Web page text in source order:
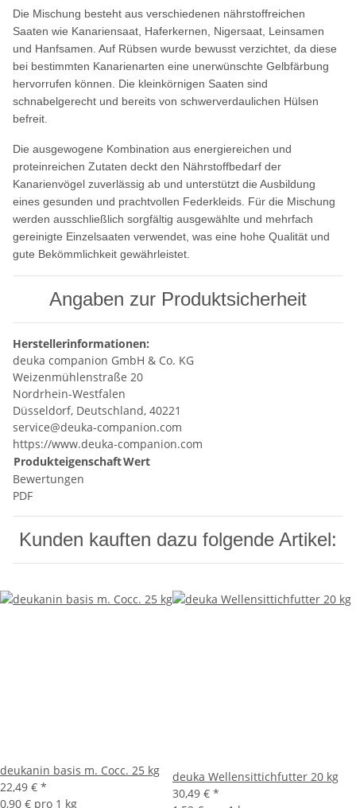
Die Mischung besteht aus verschiedenen nährstoffreichen
Saaten wie Kanariensaat, Haferkernen, Nigersaat, Leinsamen
und Hanfsamen. Auf Rübsen wurde bewusst verzichtet, da diese
bei bestimmten Kanarienarten eine unerwünschte Gelbfärbung
hervorrufen können. Die kleinkörnigen Saaten sind
schnabelgerecht und bereits von schwerverdaulichen Hülsen
befreit.
Die ausgewogene Kombination aus energiereichen und
proteinreichen Zutaten deckt den Nährstoffbedarf der
Kanarienvögel zuverlässig ab und unterstützt die Ausbildung
eines gesunden und prachtvollen Federkleids. Für die Mischung
werden ausschließlich sorgfältig ausgewählte und mehrfach
gereinigte Einzelsaaten verwendet, was eine hohe Qualität und
gute Bekömmlichkeit gewährleistet.
Angaben zur Produktsicherheit
Herstellerinformationen:
deuka companion GmbH & Co. KG
Weizenmühlenstraße 20
Nordrhein-Westfalen
Düsseldorf, Deutschland, 40221
service@deuka-companion.com
https://www.deuka-companion.com
ProdukteigenschaftWert
Bewertungen
PDF
Kunden kauften dazu folgende Artikel:
deukanin basis m. Cocc. 25 kg
22,49 € *
0,90 € pro 1 kg
deuka Wellensittichfutter 20 kg
30,49 € *